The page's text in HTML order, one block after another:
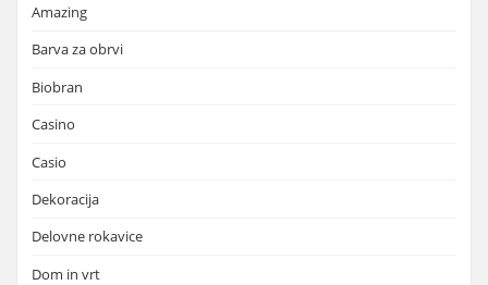
Amazing
Barva za obrvi
Biobran
Casino
Casio
Dekoracija
Delovne rokavice
Dom in vrt